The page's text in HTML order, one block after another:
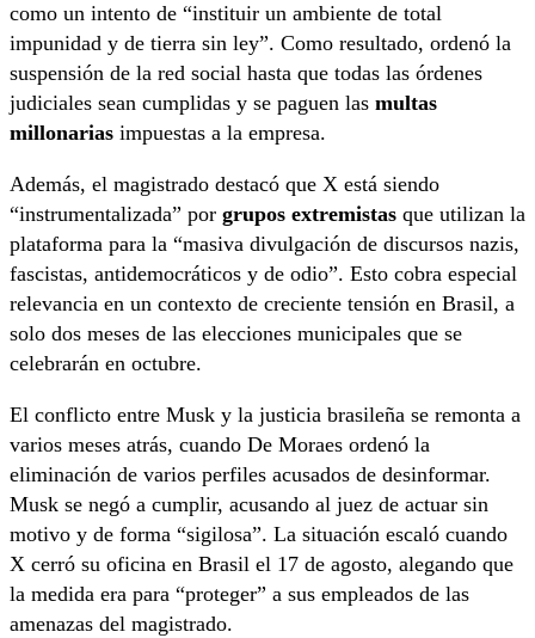
como un intento de “instituir un ambiente de total
impunidad y de tierra sin ley”. Como resultado, ordenó la
suspensión de la red social hasta que todas las órdenes
judiciales sean cumplidas y se paguen las multas
millonarias impuestas a la empresa.
Además, el magistrado destacó que X está siendo
“instrumentalizada” por grupos extremistas que utilizan la
plataforma para la “masiva divulgación de discursos nazis,
fascistas, antidemocráticos y de odio”. Esto cobra especial
relevancia en un contexto de creciente tensión en Brasil, a
solo dos meses de las elecciones municipales que se
celebrarán en octubre.
El conflicto entre Musk y la justicia brasileña se remonta a
varios meses atrás, cuando De Moraes ordenó la
eliminación de varios perfiles acusados de desinformar.
Musk se negó a cumplir, acusando al juez de actuar sin
motivo y de forma “sigilosa”. La situación escaló cuando
X cerró su oficina en Brasil el 17 de agosto, alegando que
la medida era para “proteger” a sus empleados de las
amenazas del magistrado.